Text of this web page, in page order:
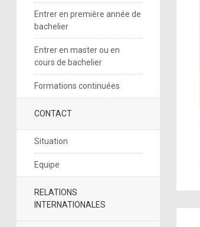
Entrer en première année de
bachelier
Entrer en master ou en
cours de bachelier
Formations continuées
CONTACT
Situation
Equipe
RELATIONS
INTERNATIONALES